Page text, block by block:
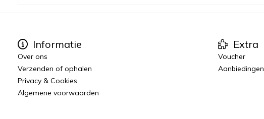
Informatie
Over ons
Verzenden of ophalen
Privacy & Cookies
Algemene voorwaarden
Extra
Voucher
Aanbiedingen